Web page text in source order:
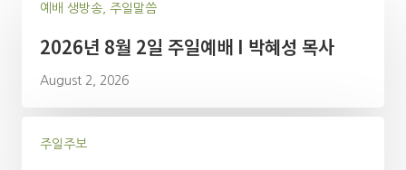
예배 생방송, 주일말씀
2026년 8월 2일 주일예배 I 박혜성 목사
August 2, 2026
주일주보